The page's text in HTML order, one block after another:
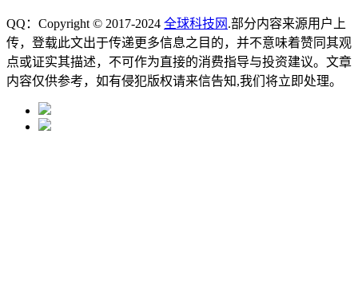
QQ：Copyright © 2017-2024 全球科技网 .部分内容来源用户上
传，登载此文出于传递更多信息之目的，并不意味着赞同其观
点或证实其描述，不可作为直接的消费指导与投资建议。文章
内容仅供参考，如有侵犯版权请来信告知,我们将立即处理。